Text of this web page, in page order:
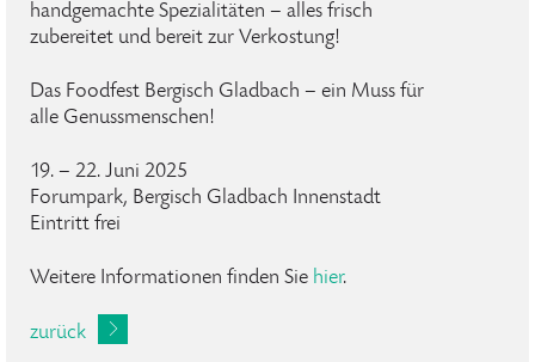
handgemachte Spezialitäten – alles frisch
zubereitet und bereit zur Verkostung!
Das Foodfest Bergisch Gladbach – ein Muss für
alle Genussmenschen!
19. – 22. Juni 2025
Forumpark, Bergisch Gladbach Innenstadt
Eintritt frei
Weitere Informationen finden Sie hier.
zurück